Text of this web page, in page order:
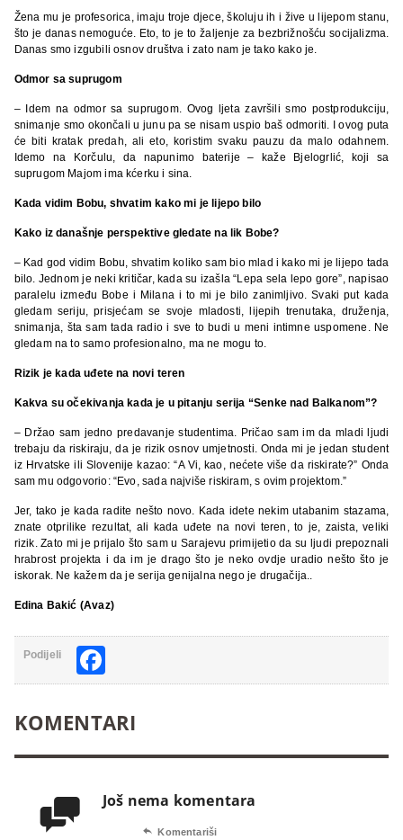
Žena mu je profesorica, imaju troje djece, školuju ih i žive u lijepom stanu,
što je danas nemoguće. Eto, to je to žaljenje za bezbrižnošću socijalizma.
Danas smo izgubili osnov društva i zato nam je tako kako je.
Odmor sa suprugom
– Idem na odmor sa suprugom. Ovog ljeta završili smo postprodukciju,
snimanje smo okončali u junu pa se nisam uspio baš odmoriti. I ovog puta
će biti kratak predah, ali eto, koristim svaku pauzu da malo odahnem.
Idemo na Korčulu, da napunimo baterije – kaže Bjelogrlić, koji sa
suprugom Majom ima kćerku i sina.
Kada vidim Bobu, shvatim kako mi je lijepo bilo
Kako iz današnje perspektive gledate na lik Bobe?
– Kad god vidim Bobu, shvatim koliko sam bio mlad i kako mi je lijepo tada
bilo. Jednom je neki kritičar, kada su izašla “Lepa sela lepo gore”, napisao
paralelu između Bobe i Milana i to mi je bilo zanimljivo. Svaki put kada
gledam seriju, prisjećam se svoje mladosti, lijepih trenutaka, druženja,
snimanja, šta sam tada radio i sve to budi u meni intimne uspomene. Ne
gledam na to samo profesionalno, ma ne mogu to.
Rizik je kada uđete na novi teren
Kakva su očekivanja kada je u pitanju serija “Senke nad Balkanom”?
– Držao sam jedno predavanje studentima. Pričao sam im da mladi ljudi
trebaju da riskiraju, da je rizik osnov umjetnosti. Onda mi je jedan student
iz Hrvatske ili Slovenije kazao: “A Vi, kao, nećete više da riskirate?” Onda
sam mu odgovorio: “Evo, sada najviše riskiram, s ovim projektom.”
Jer, tako je kada radite nešto novo. Kada idete nekim utabanim stazama,
znate otprilike rezultat, ali kada uđete na novi teren, to je, zaista, veliki
rizik. Zato mi je prijalo što sam u Sarajevu primijetio da su ljudi prepoznali
hrabrost projekta i da im je drago što je neko ovdje uradio nešto što je
iskorak. Ne kažem da je serija genijalna nego je drugačija..
Edina Bakić (Avaz)
Podijeli
KOMENTARI
 Još nema komentara
 Komentariši